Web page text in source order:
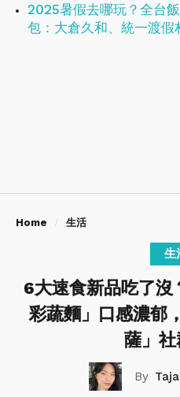
2025暑假去哪玩？全台
包：大倉久和、統一渡假
Home 生活
生
6大速食新品吃了沒
彩蔬麵」口感濃郁
薩」
Taja